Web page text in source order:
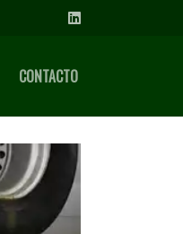
CONTACTO